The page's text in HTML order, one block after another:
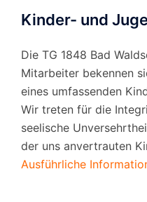
Kinder- und
Die TG 1848 Bad
Mitarbeiter bekennen
eines umfassenden
Wir treten für die
seelische
der uns anvertrauten
Ausführliche